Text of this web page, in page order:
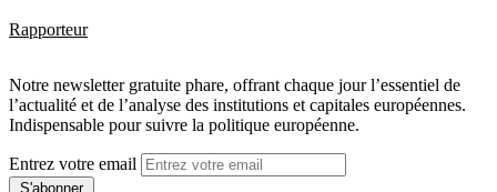
Rapporteur
Notre newsletter gratuite phare, offrant chaque jour l’essentiel de
l’actualité et de l’analyse des institutions et capitales européennes.
Indispensable pour suivre la politique européenne.
Entrez votre email
S'abonner